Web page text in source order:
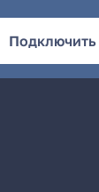
Подключить